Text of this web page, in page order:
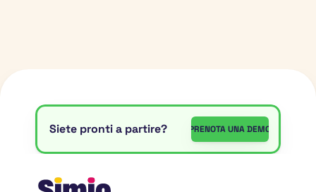
Siete pronti a partire? PRENOTA UNA DEMO